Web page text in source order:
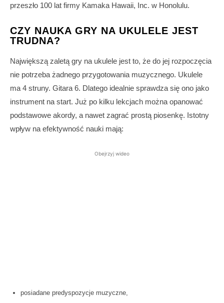
przeszło 100 lat firmy Kamaka Hawaii, Inc. w Honolulu.
CZY NAUKA GRY NA UKULELE JEST
TRUDNA?
Największą zaletą gry na ukulele jest to, że do jej rozpoczęcia
nie potrzeba żadnego przygotowania muzycznego. Ukulele
ma 4 struny. Gitara 6. Dlatego idealnie sprawdza się ono jako
instrument na start. Już po kilku lekcjach można opanować
podstawowe akordy, a nawet zagrać prostą piosenkę. Istotny
wpływ na efektywność nauki mają:
Obejrzyj wideo
posiadane predyspozycje muzyczne,